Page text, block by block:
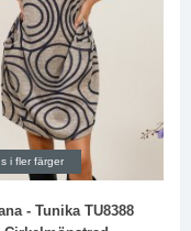
i fler färger
- Tunika TU8388